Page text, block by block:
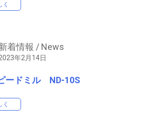
ー
ス
く
着情報 / News
年2月14日
ードミル ND-10S
く